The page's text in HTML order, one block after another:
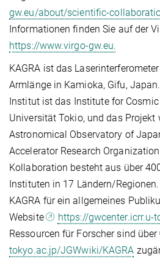
gw.eu/about/scientific-
Informationen finden Sie auf der
https://www.virgo-gw.eu.
KAGRA ist das
Armlänge in Kamioka, Gifu,
Institut ist das Institute for Cosmic
Universität Tokio, und das Projekt
Astronomical Observatory of
Accelerator Research
Kollaboration besteht aus über
Instituten in 17 Ländern/
KAGRA für ein allgemeines
Website
https://gwcenter.icrr.u-
Ressourcen für Forscher sind über
tokyo.ac.jp/JGWwiki/KAGRA